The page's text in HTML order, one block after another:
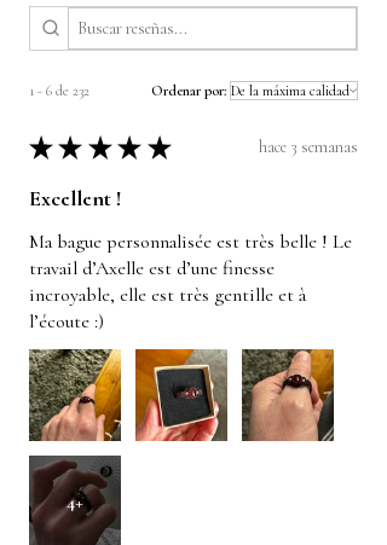
1 - 6 de 232 Ordenar por:
★ ★ ★ ★ ★ hace 3 semanas
Excellent !
Ma bague personnalisée est très belle ! Le
travail d’Axelle est d’une finesse
incroyable, elle est très gentille et à
l’écoute :)
4+